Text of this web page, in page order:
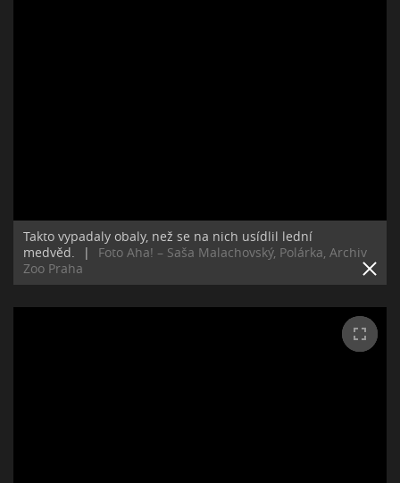
Takto vypadaly obaly, než se na nich usídlil lední
medvěd.
|
Foto Aha! – Saša Malachovský, Polárka, Archiv
Zoo Praha